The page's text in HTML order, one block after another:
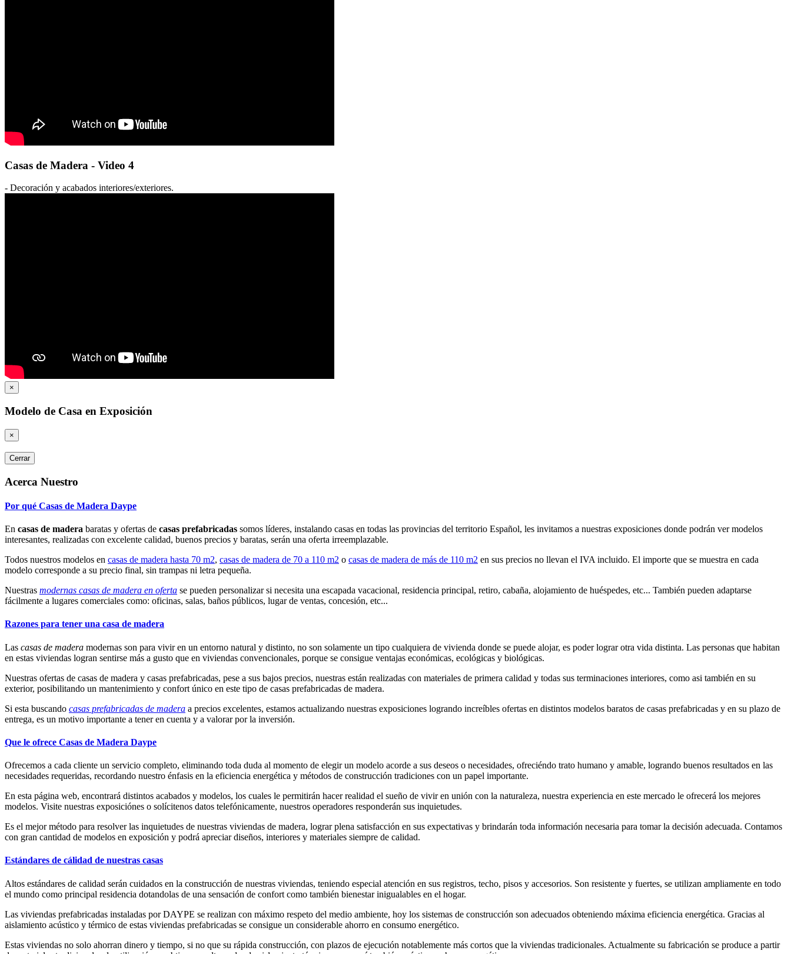
Casas de Madera - Video 4
- Decoración y acabados interiores/exteriores.
×
Modelo de Casa en Exposición
×
Cerrar
Acerca Nuestro
Por qué Casas de Madera Daype
En casas de madera baratas y ofertas de casas prefabricadas somos líderes, instalando casas en todas las provincias del territorio Español, les invitamos a nuestras exposiciones donde podrán ver modelos
interesantes, realizadas con excelente calidad, buenos precios y baratas, serán una oferta irreemplazable.
Todos nuestros modelos en casas de madera hasta 70 m2, casas de madera de 70 a 110 m2 o casas de madera de más de 110 m2 en sus precios no llevan el IVA incluido. El importe que se muestra en cada
modelo corresponde a su precio final, sin trampas ni letra pequeña.
Nuestras modernas casas de madera en oferta se pueden personalizar si necesita una escapada vacacional, residencia principal, retiro, cabaña, alojamiento de huéspedes, etc... También pueden adaptarse
fácilmente a lugares comerciales como: oficinas, salas, baños públicos, lugar de ventas, concesión, etc...
Razones para tener una casa de madera
Las casas de madera modernas son para vivir en un entorno natural y distinto, no son solamente un tipo cualquiera de vivienda donde se puede alojar, es poder lograr otra vida distinta. Las personas que habitan
en estas viviendas logran sentirse más a gusto que en viviendas convencionales, porque se consigue ventajas económicas, ecológicas y biológicas.
Nuestras ofertas de casas de madera y casas prefabricadas, pese a sus bajos precios, nuestras están realizadas con materiales de primera calidad y todas sus terminaciones interiores, como asi también en su
exterior, posibilitando un mantenimiento y confort único en este tipo de casas prefabricadas de madera.
Si esta buscando casas prefabricadas de madera a precios excelentes, estamos actualizando nuestras exposiciones logrando increíbles ofertas en distintos modelos baratos de casas prefabricadas y en su plazo de
entrega, es un motivo importante a tener en cuenta y a valorar por la inversión.
Que le ofrece Casas de Madera Daype
Ofrecemos a cada cliente un servicio completo, eliminando toda duda al momento de elegir un modelo acorde a sus deseos o necesidades, ofreciéndo trato humano y amable, logrando buenos resultados en las
necesidades requeridas, recordando nuestro énfasis en la eficiencia energética y métodos de construcción tradiciones con un papel importante.
En esta página web, encontrará distintos acabados y modelos, los cuales le permitirán hacer realidad el sueño de vivir en unión con la naturaleza, nuestra experiencia en este mercado le ofrecerá los mejores
modelos. Visite nuestras exposiciónes o solícitenos datos telefónicamente, nuestros operadores responderán sus inquietudes.
Es el mejor método para resolver las inquietudes de nuestras viviendas de madera, lograr plena satisfacción en sus expectativas y brindarán toda información necesaria para tomar la decisión adecuada. Contamos
con gran cantidad de modelos en exposición y podrá apreciar diseños, interiores y materiales siempre de calidad.
Estándares de cálidad de nuestras casas
Altos estándares de calidad serán cuidados en la construcción de nuestras viviendas, teniendo especial atención en sus registros, techo, pisos y accesorios. Son resistente y fuertes, se utilizan ampliamente en todo
el mundo como principal residencia dotandolas de una sensación de confort como también bienestar inigualables en el hogar.
Las viviendas prefabricadas instaladas por DAYPE se realizan con máximo respeto del medio ambiente, hoy los sistemas de construcción son adecuados obteniendo máxima eficiencia energética. Gracias al
aislamiento acústico y térmico de estas viviendas prefabricadas se consigue un considerable ahorro en consumo energético.
Estas viviendas no solo ahorran dinero y tiempo, si no que su rápida construcción, con plazos de ejecución notablemente más cortos que la viviendas tradicionales. Actualmente su fabricación se produce a partir